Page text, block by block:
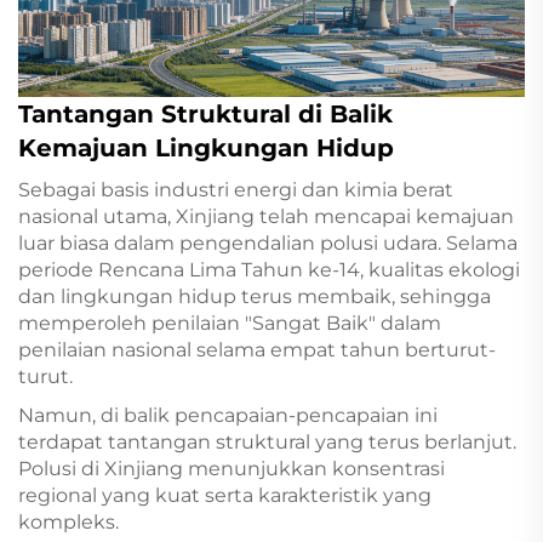
Tantangan Struktural di Balik
Kemajuan Lingkungan Hidup
Sebagai basis industri energi dan kimia berat
nasional utama, Xinjiang telah mencapai kemajuan
luar biasa dalam pengendalian polusi udara. Selama
periode Rencana Lima Tahun ke-14, kualitas ekologi
dan lingkungan hidup terus membaik, sehingga
memperoleh penilaian "Sangat Baik" dalam
penilaian nasional selama empat tahun berturut-
turut.
Namun, di balik pencapaian-pencapaian ini
terdapat tantangan struktural yang terus berlanjut.
Polusi di Xinjiang menunjukkan konsentrasi
regional yang kuat serta karakteristik yang
kompleks.